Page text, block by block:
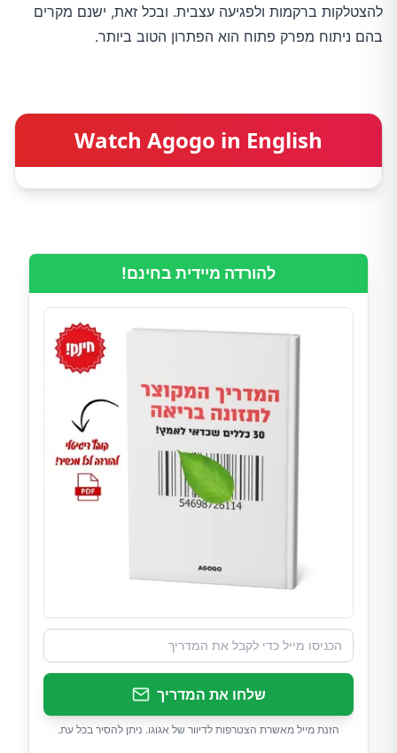
להצטלקות ברקמות ולפגיעה עצבית. ובכל זאת, ישנם מקרים
בהם ניתוח מפרק פתוח הוא הפתרון הטוב ביותר.
Watch Agogo in English
להורדה מיידית בחינם!
שלחו את המדריך
הזנת מייל מאשרת הצטרפות לדיוור של אגוגו. ניתן להסיר בכל עת.